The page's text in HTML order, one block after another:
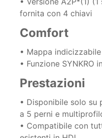
fornita con 4 chiavi
Comfort
• Mappa
• Funzione SYNKRO
Prestazioni
• Disponibile solo su
a 5 perni e
• Compatibile con